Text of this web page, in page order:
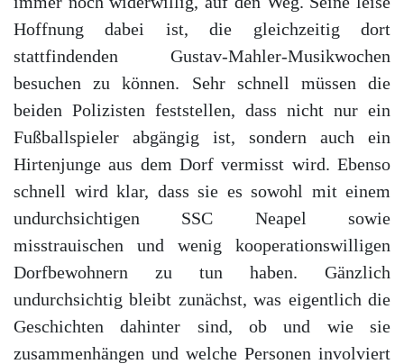
Hoffnung dabei ist, die gleichzeitig dort
stattfindenden Gustav-Mahler-Musikwochen
besuchen zu können. Sehr schnell müssen die
beiden Polizisten feststellen, dass nicht nur ein
Fußballspieler abgängig ist, sondern auch ein
Hirtenjunge aus dem Dorf vermisst wird. Ebenso
schnell wird klar, dass sie es sowohl mit einem
undurchsichtigen SSC Neapel sowie
misstrauischen und wenig kooperationswilligen
Dorfbewohnern zu tun haben. Gänzlich
undurchsichtig bleibt zunächst, was eigentlich die
Geschichten dahinter sind, ob und wie sie
zusammenhängen und welche Personen involviert